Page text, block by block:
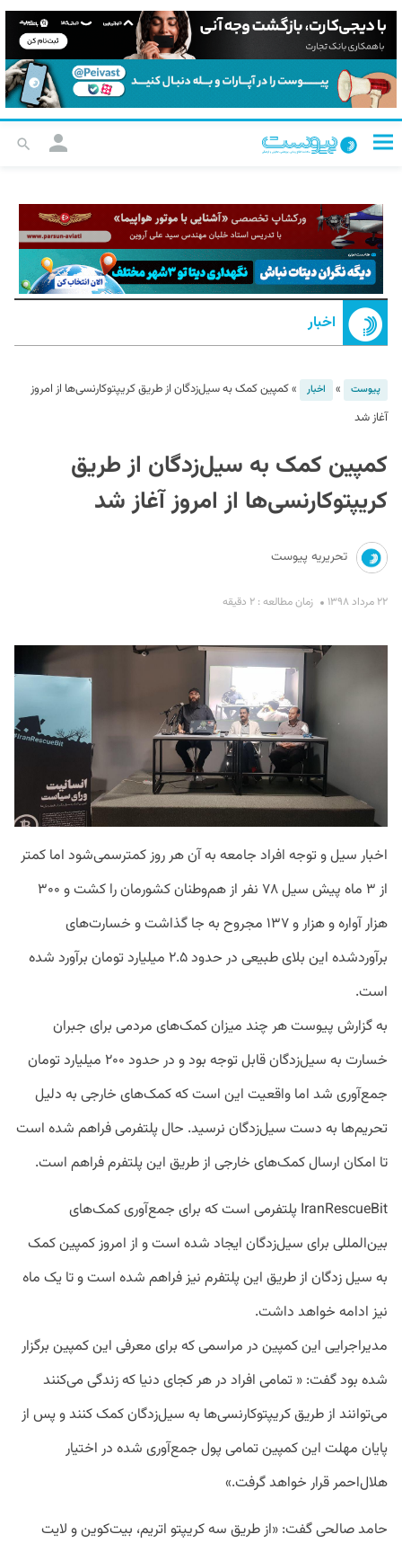
اخبار
پیوست » اخبار »کمپین کمک به سیل‌زدگان از طریق کریپتوکارنسی‌ها از امروز
آغاز شد
کمپین کمک به سیل‌زدگان از طریق
کریپتوکارنسی‌ها از امروز آغاز شد
تحریریه پیوست
۲۲ مرداد ۱۳۹۸ زمان مطالعه : ۲ دقیقه
اخبار سیل و توجه افراد جامعه به آن هر روز کمترسمی‌شود اما کمتر
از ۳ ماه پیش سیل ۷۸ نفر از هم‌وطنان کشورمان را کشت و ۳۰۰
هزار آواره و هزار و ۱۳۷ مجروح به جا گذاشت و خسارت‌های
برآوردشده این بلای طبیعی در حدود ۲.۵ میلیارد تومان برآورد شده
است.
به گزارش پیوست هر چند میزان کمک‌های مردمی برای جبران
خسارت به سیل‌زدگان قابل توجه بود و در حدود ۲۰۰ میلیارد تومان
جمع‌آوری شد اما واقعیت این است که کمک‌های خارجی به دلیل
تحریم‌ها به دست سیل‌زدگان نرسید. حال پلتفرمی فراهم شده است
تا امکان ارسال کمک‌های خارجی از طریق این پلتفرم فراهم است.
IranRescueBit پلتفرمی است که برای جمع‌آوری کمک‌های
بین‌المللی برای سیل‌زدگان ایجاد شده است و از امروز کمپین کمک
به سیل زدگان از طریق این پلتفرم نیز فراهم شده است و تا یک ماه
نیز ادامه خواهد داشت.
مدیراجرایی این کمپین در مراسمی که برای معرفی این کمپین برگزار
شده بود گفت: « تمامی افراد در هر کجای دنیا که زندگی می‌کنند
می‌توانند از طریق کریپتوکارنسی‌ها به سیل‌زدگان کمک کنند و پس از
پایان مهلت این کمپین تمامی پول جمع‌آوری شده در اختیار
هلال‌احمر قرار خواهد گرفت.»
حامد صالحی گفت: «از طریق سه کریپتو اتریم، بیت‌کوین و لایت